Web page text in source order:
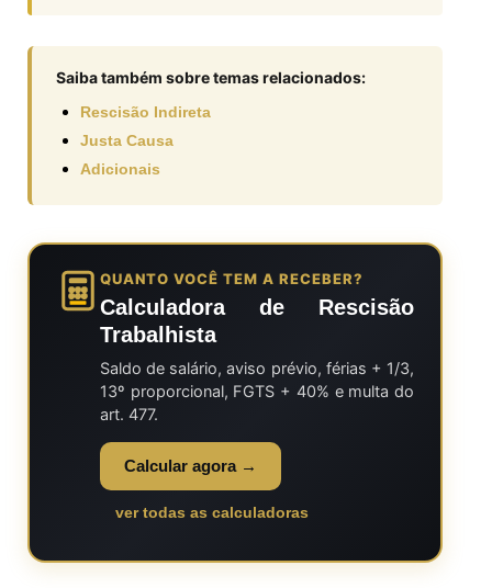
Saiba também sobre temas relacionados:
Rescisão Indireta
Justa Causa
Adicionais
QUANTO VOCÊ TEM A RECEBER?
Calculadora de Rescisão
Trabalhista
Saldo de salário, aviso prévio, férias + 1/3,
13º proporcional, FGTS + 40% e multa do
art. 477.
Calcular agora →
ver todas as calculadoras